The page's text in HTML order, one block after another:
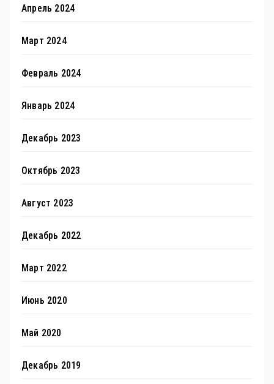
Апрель 2024
Март 2024
Февраль 2024
Январь 2024
Декабрь 2023
Октябрь 2023
Август 2023
Декабрь 2022
Март 2022
Июнь 2020
Май 2020
Декабрь 2019